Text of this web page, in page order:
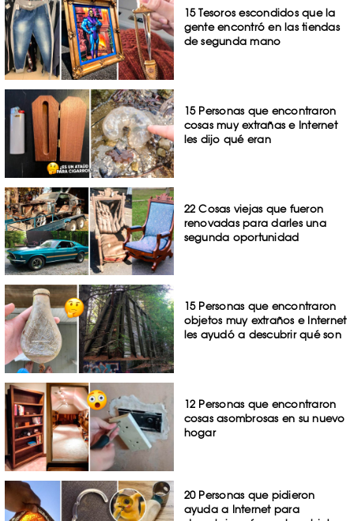
15 Tesoros escondidos que la
gente encontró en las tiendas
de segunda mano
15 Personas que encontraron
cosas muy extrañas e Internet
les dijo qué eran
22 Cosas viejas que fueron
renovadas para darles una
segunda oportunidad
15 Personas que encontraron
objetos muy extraños e Internet
les ayudó a descubrir qué son
12 Personas que encontraron
cosas asombrosas en su nuevo
hogar
20 Personas que pidieron
ayuda a Internet para